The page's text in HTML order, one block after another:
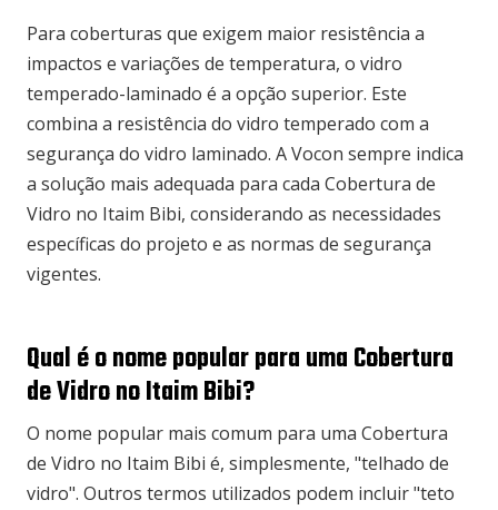
Para coberturas que exigem maior resistência a
impactos e variações de temperatura, o vidro
temperado-laminado é a opção superior. Este
combina a resistência do vidro temperado com a
segurança do vidro laminado. A Vocon sempre indica
a solução mais adequada para cada Cobertura de
Vidro no Itaim Bibi, considerando as necessidades
específicas do projeto e as normas de segurança
vigentes.
Qual é o nome popular para uma Cobertura
de Vidro no Itaim Bibi?
O nome popular mais comum para uma Cobertura
de Vidro no Itaim Bibi é, simplesmente, "telhado de
vidro". Outros termos utilizados podem incluir "teto